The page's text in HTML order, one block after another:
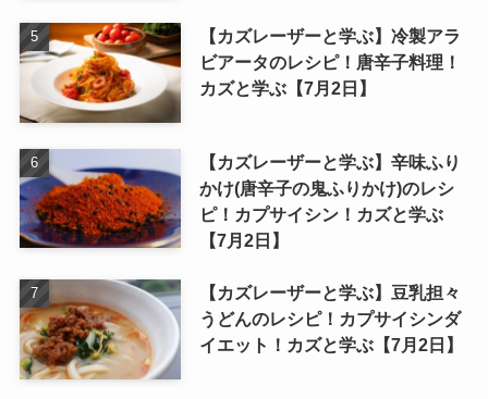
【カズレーザーと学ぶ】冷製アラ
ビアータのレシピ！唐辛子料理！
カズと学ぶ【7月2日】
【カズレーザーと学ぶ】辛味ふり
かけ(唐辛子の鬼ふりかけ)のレシ
ピ！カプサイシン！カズと学ぶ
【7月2日】
【カズレーザーと学ぶ】豆乳担々
うどんのレシピ！カプサイシンダ
イエット！カズと学ぶ【7月2日】